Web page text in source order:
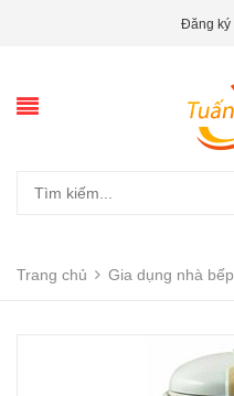
Đăng ký
Trang chủ Gia dụng nhà bếp